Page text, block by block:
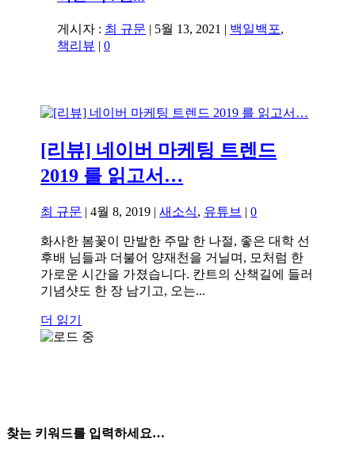
게시자 : 최 규문 | 5월 13, 2021 | 백일백포,
책리뷰 | 0
[리뷰] 네이버 마케팅 트렌드
2019 를 읽고서…
최 규문 |4월 8, 2019 |새소식, 유튜브 |0
화사한 봄꽃이 만발한 주말 한 나절, 좋은 대학 선
후배 님들과 더불어 양재천을 거닐며, 모처럼 한
가로운 시간을 가졌습니다. 칸트의 산책길에 들러
기념샷도 한 장 남기고, 오는...
더 읽기
찾는 키워드를 입력하세요…